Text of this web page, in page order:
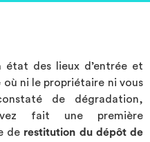
état des lieux d’entrée et
où ni le propriétaire ni vous
de dégradation,
fait une première
de restitution du dépôt de